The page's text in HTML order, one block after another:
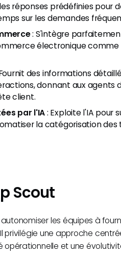
réponses prédéfinies pour
sur les demandes
: S'intègre
électronique comme
des informations
donnant aux
client.
par l'IA: Exploite l'IA pour
la catégorisation des
Scout
les équipes à
privilégie une approche
et une